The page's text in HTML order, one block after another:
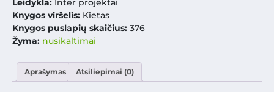
Knygos viršelis: Kietas
Knygos puslapių skaičius: 376
Žyma: nusikaltimai
Aprašymas Atsiliepimai (0)